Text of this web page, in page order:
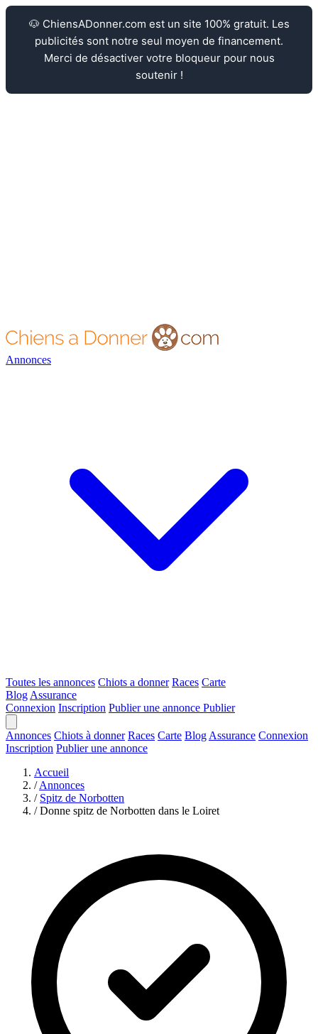
Annonces
Toutes les annonces Chiots a donner Races Carte
Blog Assurance
Connexion Inscription Publier une annonce Publier
Annonces Chiots à donner Races Carte Blog Assurance Connexion
Inscription Publier une annonce
Accueil
/ Annonces
/ Spitz de Norbotten
/ Donne spitz de Norbotten dans le Loiret